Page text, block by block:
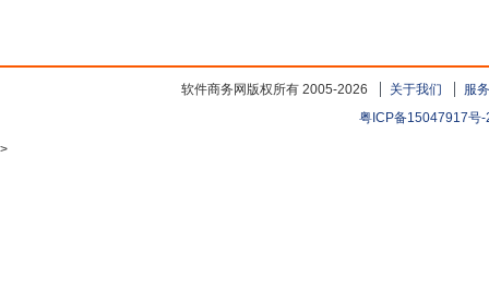
软件商务网版权所有 2005-2026 关于我们
服
粤ICP备15047917号-
>